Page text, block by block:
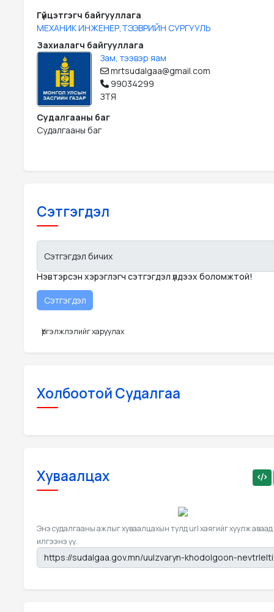
Гүйцэтгэгч байгууллага
МЕХАНИК ИНЖЕНЕР,ТЭЭВРИЙН СУРГУУЛЬ
Захиалагч байгууллага
Зам, тээвэр яам
mrtsudalgaa@gmail.com
99034299
ЗТЯ
Судалгааны баг
Судалгааны баг
Сэтгэгдэл
Сэтгэгдэл бичих
Нэвтэрсэн хэрэглэгч сэтгэгдэл үлдээх боломжтой!
Үргэлжлэлийг харуулах
Холбоотой Судалгаа
Хуваалцах
Энэ судалгааны ажлыг хуваалцахын тулд url хаягийг хуулж аваад
илгээнэ үү.